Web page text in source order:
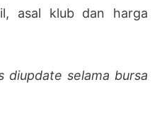
asal klub dan harga
diupdate selama bursa